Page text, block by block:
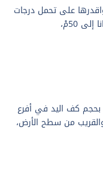
على تحمل درجات
50مْ،
كف اليد في أفرع
من سطح الأرض،